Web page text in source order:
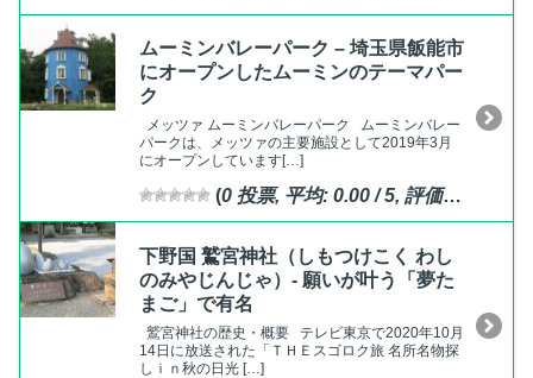
ムーミンバレーパーク – 埼玉県飯能市
にオープンしたムーミンのテーマパー
ク
メッツァ ムーミンバレーパーク ムーミンバレー
パークは、メッツァの主要施設として2019年3月
にオープンしています[…]
(0 投票, 平均: 0.00 / 5, 評価済
下野国 鷲宮神社（しもつけこく わし
のみやじんじゃ）- 願いが叶う「夢た
まご」で有名
鷲宮神社の歴史・概要 テレビ東京で2020年10月
14日に放送された「ＴＨＥスゴロク旅 名所名物探
しｉｎ秋の日光 […]